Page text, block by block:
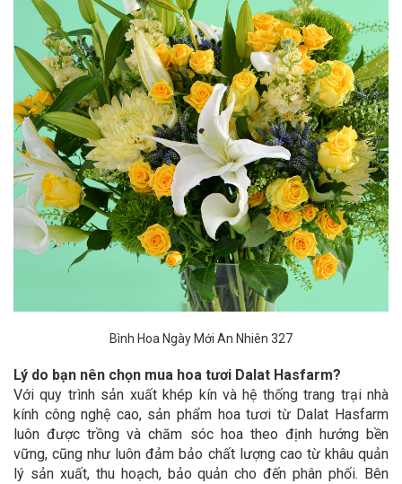
Bình Hoa Ngày Mới An Nhiên 327
Lý do bạn nên chọn mua hoa tươi Dalat Hasfarm?
Với quy trình sản xuất khép kín và hệ thống trang trại nhà
kính công nghệ cao, sản phẩm hoa tươi từ Dalat Hasfarm
luôn được trồng và chăm sóc hoa theo định hướng bền
vững, cũng như luôn đảm bảo chất lượng cao từ khâu quản
lý sản xuất, thu hoạch, bảo quản cho đến phân phối. Bên